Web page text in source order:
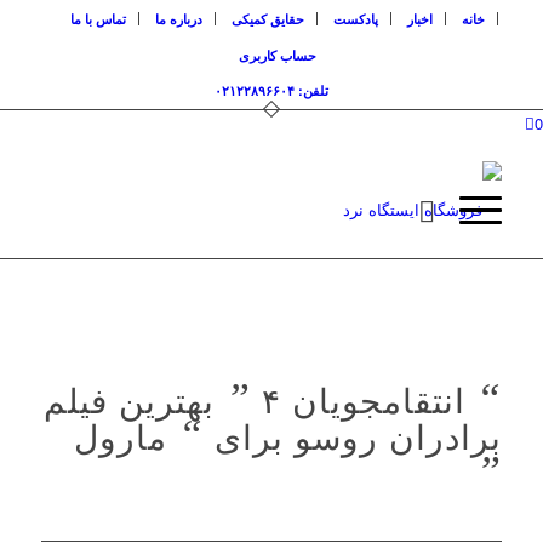
خانه اخبار پادکست حقایق کمیکی درباره ما
تماس با ما
حساب کاربری
تلفن: ۰۲۱۲۲۸۹۶۶۰۴
0
“ انتقامجویان ۴ ” بهترین فیلم
برادران روسو برای “ مارول
”